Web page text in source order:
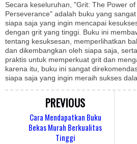
Secara keseluruhan, "Grit: The Power
Perseverance" adalah buku yang
siapa saja yang ingin mencapai
dengan grit yang tinggi. Buku ini
tentang kesuksesan, memperlihatkan
dan dikembangkan oleh siapa saja,
praktis untuk memperkuat grit dan
karena itu, buku ini sangat
siapa saja yang ingin meraih sukses
PREVIOUS
Cara Mendapatkan Buku
Bekas Murah Berkualitas
Tinggi